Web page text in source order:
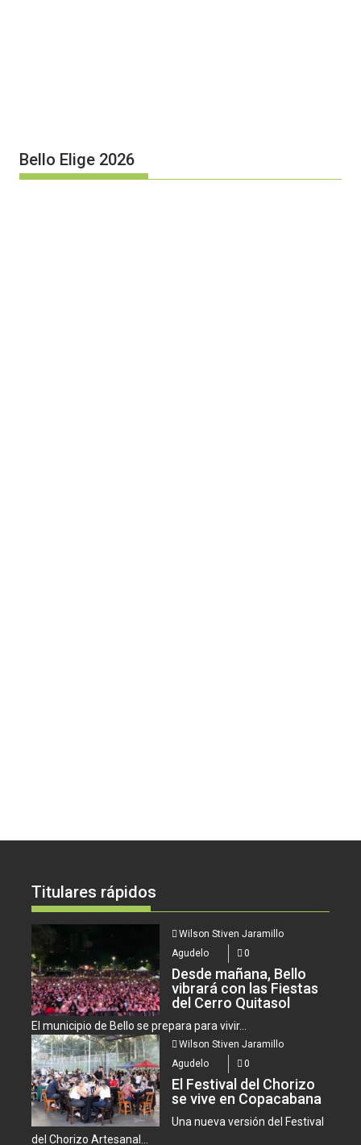
Bello Elige 2026
Titulares rápidos
Wilson Stiven Jaramillo
Agudelo
0
Desde mañana, Bello
vibrará con las Fiestas
del Cerro Quitasol
El municipio de Bello se prepara para vivir...
Wilson Stiven Jaramillo
Agudelo
0
El Festival del Chorizo
se vive en Copacabana
Una nueva versión del Festival
del Chorizo Artesanal...